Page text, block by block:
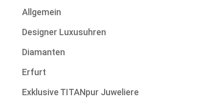
Allgemein
Designer Luxusuhren
Diamanten
Erfurt
Exklusive TITANpur Juweliere